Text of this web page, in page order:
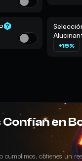
+15%
en
obtienes un